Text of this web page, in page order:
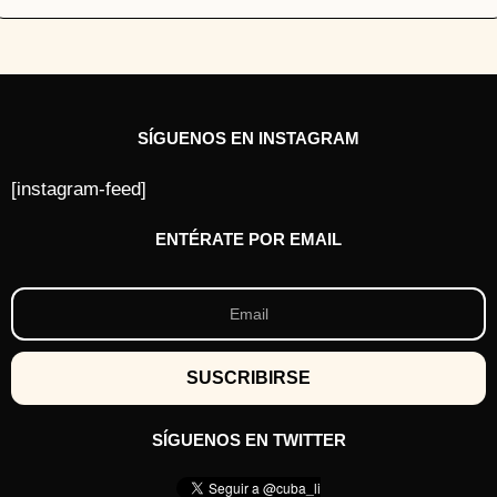
SÍGUENOS EN INSTAGRAM
[instagram-feed]
ENTÉRATE POR EMAIL
SÍGUENOS EN TWITTER